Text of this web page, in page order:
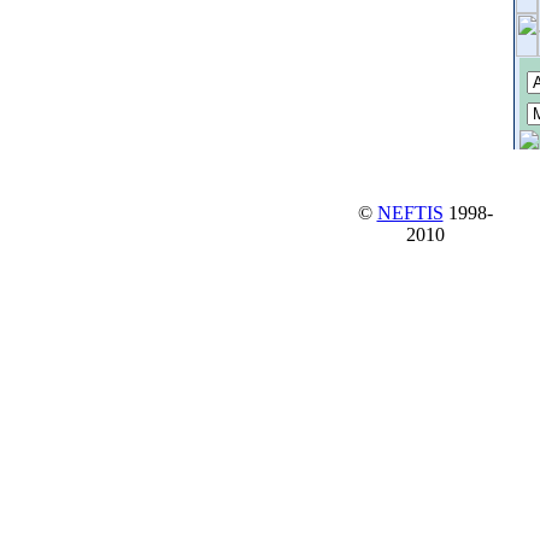
© NEFTIS 1998-
2010